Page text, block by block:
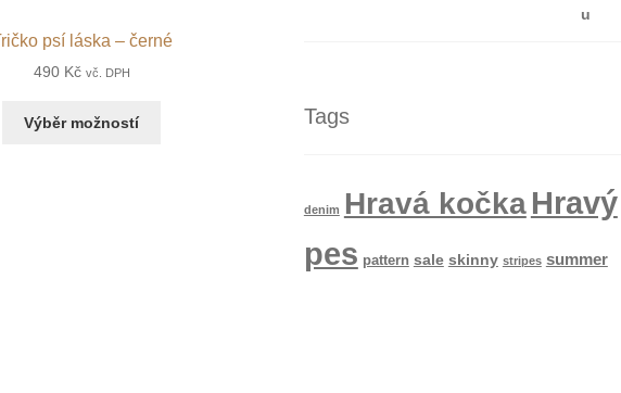
psí láska – černé
490 Kč vč. DPH
Výběr možností Tags
denim Hravá kočkaHravý
pes pattern sale skinny stripes summer